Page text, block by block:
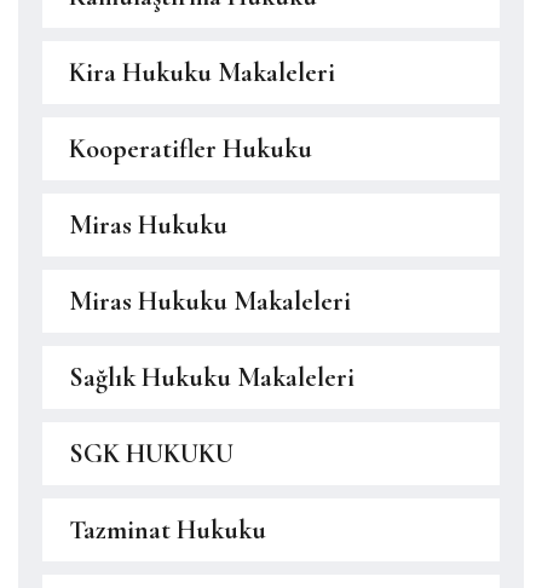
Kira Hukuku Makaleleri
Kooperatifler Hukuku
Miras Hukuku
Miras Hukuku Makaleleri
Sağlık Hukuku Makaleleri
SGK HUKUKU
Tazminat Hukuku